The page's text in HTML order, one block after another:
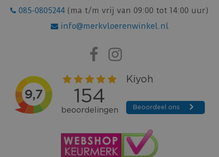
085-0805244 (ma t/m vrij van 09:00 tot 14:00 uur)
info@merkvloerenwinkel.nl